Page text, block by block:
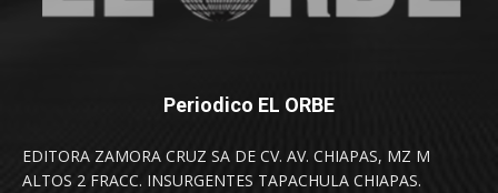
Periodico EL ORBE
EDITORA ZAMORA CRUZ SA DE CV. AV. CHIAPAS, MZ M
ALTOS 2 FRACC. INSURGENTES TAPACHULA CHIAPAS.